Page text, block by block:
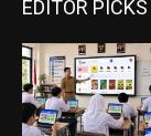
EDITOR PICKS